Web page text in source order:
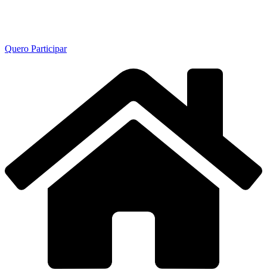
Quero Participar